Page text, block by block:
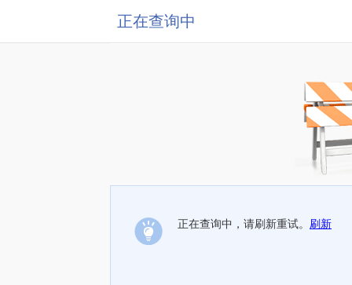
正在查询中
正在查询中，请刷新重试。 刷新